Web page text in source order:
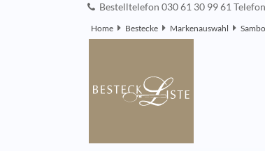
Bestelltelefon 030 61 30 99 61
Home Bestecke Markenauswahl